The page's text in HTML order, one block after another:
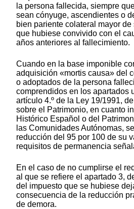
la persona fallecida, siempre
sean cónyuge, ascendientes o
bien pariente colateral mayor
que hubiese convivido con el
años anteriores al fallecimiento.
Cuando en la base imponible
adquisición «mortis causa» del
o adoptados de la persona
comprendidos en los apartados
artículo 4.º de la Ley 19/1991,
sobre el Patrimonio, en cuanto
Histórico Español o del
las Comunidades Autónomas,
reducción del 95 por 100 de su
requisitos de permanencia
En el caso de no cumplirse el
al que se refiere el apartado 3,
del impuesto que se hubiese
consecuencia de la reducción
de demora.